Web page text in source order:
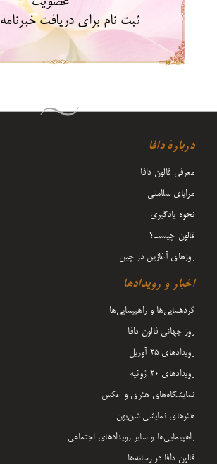
ثبت نام برای دریافت خبرنامه
دربارۀ دافا
معرفی فالون دافا
مزایای سلامتی
نحوه یادگیری
فالون چیست؟
روزهای آغازین در چین
اخبار و رویدادها
گردهمایی‌ها و راهپیمایی‌ها
روز جهانی فالون دافا
رویدادهای ۲۵ آوریل
رویدادهای ۲۰ ژوئیه
نمایشگاه‌های هنری و عکس
هنرهای نمایشی شن‌یون
راهپیمایی‌ها و سایر رویدادهای اجتماعی
فالون دافا در رسانه‌ها